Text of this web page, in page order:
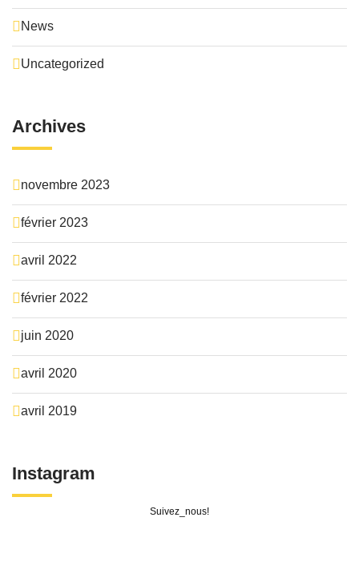
News
Uncategorized
Archives
novembre 2023
février 2023
avril 2022
février 2022
juin 2020
avril 2020
avril 2019
Instagram
Suivez_nous!